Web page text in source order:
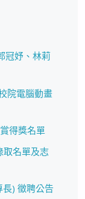
冠妤、林莉
院電腦動畫
得獎名單
取名單及志
) 徵聘公告